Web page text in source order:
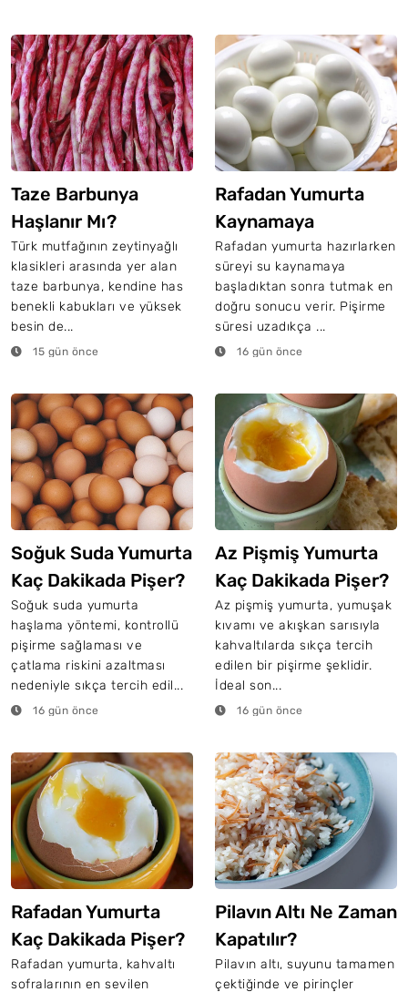
Taze Barbunya
Haşlanır Mı?
Türk mutfağının zeytinyağlı
klasikleri arasında yer alan
taze barbunya, kendine has
benekli kabukları ve yüksek
besin de...
15 gün önce
Rafadan Yumurta
Kaynamaya
Başladıktan Sonra
Kaç Dakika Pişer?
Rafadan yumurta hazırlarken
süreyi su kaynamaya
başladıktan sonra tutmak en
doğru sonucu verir. Pişirme
süresi uzadıkça ...
16 gün önce
Soğuk Suda Yumurta
Kaç Dakikada Pişer?
Soğuk suda yumurta
haşlama yöntemi, kontrollü
pişirme sağlaması ve
çatlama riskini azaltması
nedeniyle sıkça tercih edil...
16 gün önce
Az Pişmiş Yumurta
Kaç Dakikada Pişer?
Az pişmiş yumurta, yumuşak
kıvamı ve akışkan sarısıyla
kahvaltılarda sıkça tercih
edilen bir pişirme şeklidir.
İdeal son...
16 gün önce
Rafadan Yumurta
Kaç Dakikada Pişer?
Rafadan yumurta, kahvaltı
sofralarının en sevilen
Pilavın Altı Ne Zaman
Kapatılır?
Pilavın altı, suyunu tamamen
çektiğinde ve pirinçler